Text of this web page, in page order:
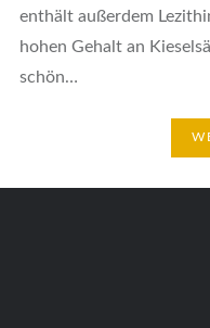
enthält außerdem
hohen Gehalt an
schön…